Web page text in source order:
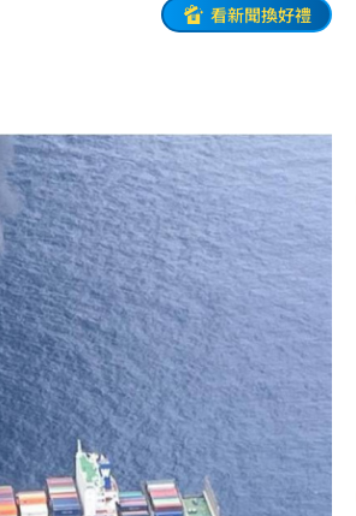
看新聞換好禮